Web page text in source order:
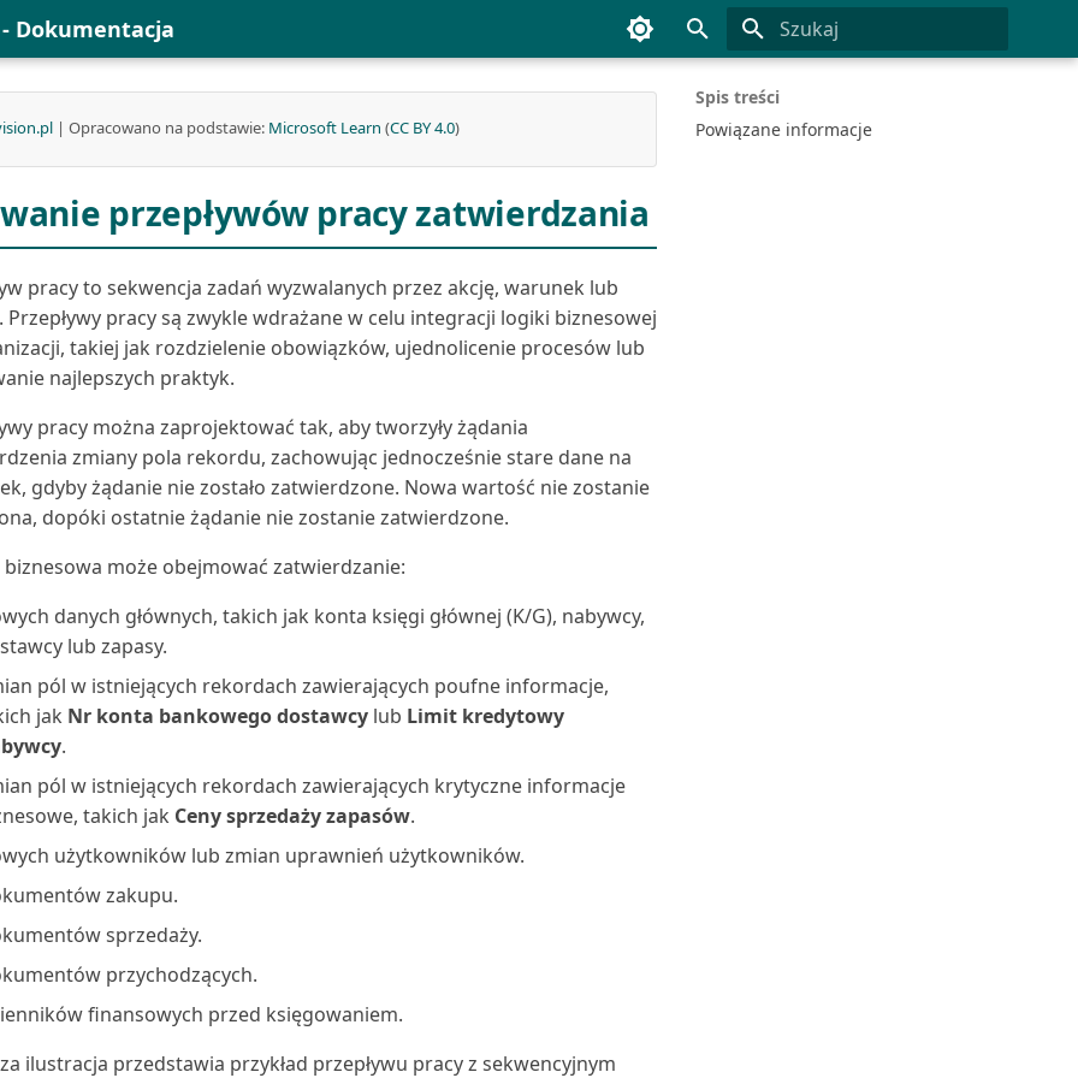
Dokumentacja
Spis treści
Powiązane informacje
| Opracowano na podstawie: Microsoft Learn (CC BY 4.0)
przepływów pracy zatwierdzania
pracy to sekwencja zadań wyzwalanych przez akcję, warunek lub
Przepływy pracy są zwykle wdrażane w celu integracji logiki biznesowej
takiej jak rozdzielenie obowiązków, ujednolicenie procesów lub
najlepszych praktyk.
pracy można zaprojektować tak, aby tworzyły żądania
zmiany pola rekordu, zachowując jednocześnie stare dane na
gdyby żądanie nie zostało zatwierdzone. Nowa wartość nie zostanie
dopóki ostatnie żądanie nie zostanie zatwierdzone.
biznesowa może obejmować zatwierdzanie:
danych głównych, takich jak konta księgi głównej (K/G), nabywcy,
lub zapasy.
pól w istniejących rekordach zawierających poufne informacje,
jak Nr konta bankowego dostawcylub Limit kredytowy
.
pól w istniejących rekordach zawierających krytyczne informacje
takich jak Ceny sprzedaży zapasów.
użytkowników lub zmian uprawnień użytkowników.
zakupu.
sprzedaży.
przychodzących.
finansowych przed księgowaniem.
ilustracja przedstawia przykład przepływu pracy z sekwencyjnym